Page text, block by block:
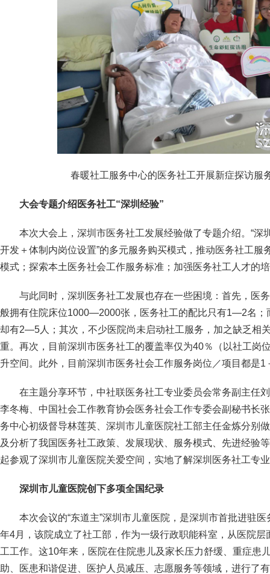
春暖社工服务中心的医务社工开展新症探访服
大会专题介绍医务社工“深圳经验”
本次大会上，深圳市医务社工发展经验做了专题介绍。“深
开发＋体制内岗位设置”的多元服务购买模式，推动医务社工服
模式；探索本土医务社会工作服务标准；加强医务社工人才的
与此同时，深圳医务社工发展也存在一些困境：首先，医
般拥有住院床位1000—2000张，医务社工的配比只有1—2名；
却有2—5人；其次，不少医院尚未启动社工服务，加之缺乏相
重。再次，目前深圳市医务社工的覆盖率仅为40％（以社工岗
升空间。此外，目前深圳市医务社会工作服务岗位／项目都是
在主题分享环节，中社联医务社工专业委员会常务副主任
李冬梅、中国社会工作教育协会医务社会工作专委会副秘书长
务中心初级督导林莲英、深圳市儿童医院社工部主任金炼分别
及分析了我国医务社工政策、发展现状、服务模式、先进经验
起参观了深圳市儿童医院关爱空间，实地了解深圳医务社工专
深圳市儿童医院创下多项全国纪录
本次会议的“东道主”深圳市儿童医院，是深圳市首批进驻
年4月，该院成立了社工部，作为一级行政职能科室，从医院
工工作。这10年来，医院在住院患儿及家长压力舒缓、重症患
助、医患和谐促进、医护人员减压、志愿服务等领域，进行了